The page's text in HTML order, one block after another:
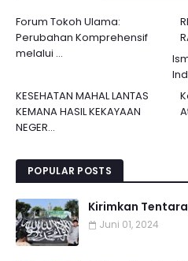
Forum Tokoh Ulama:
Perubahan Komprehensif
melalui ...
KESEHATAN MAHAL LANTAS
KEMANA HASIL KEKAYAAN
NEGER...
POPULAR POSTS
Kirimkan
Juni 01, 2024